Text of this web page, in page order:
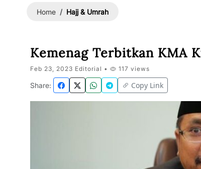
Home Hajj & Umrah
Kemenag Terbitkan KMA
Feb 23, 2023 Editorial • 117 views
Share: Copy Link